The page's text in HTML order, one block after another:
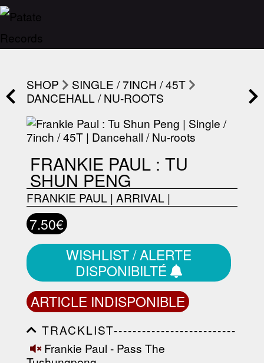
SHOP
SINGLE / 7INCH / 45T
DANCEHALL / NU-ROOTS
FRANKIE PAUL : TU
SHUN PENG
FRANKIE PAUL| ARRIVAL|
7.50€
WISHLIST / ALERTE
DISPONIBILTÉ
ARTICLE INDISPONIBLE
TRACKLIST--------------------------
-----------------------------------------
-----------------------------------------
Frankie Paul - Pass The